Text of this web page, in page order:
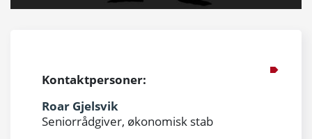
Kontaktpersoner:
Roar Gjelsvik
Seniorrådgiver, økonomisk stab